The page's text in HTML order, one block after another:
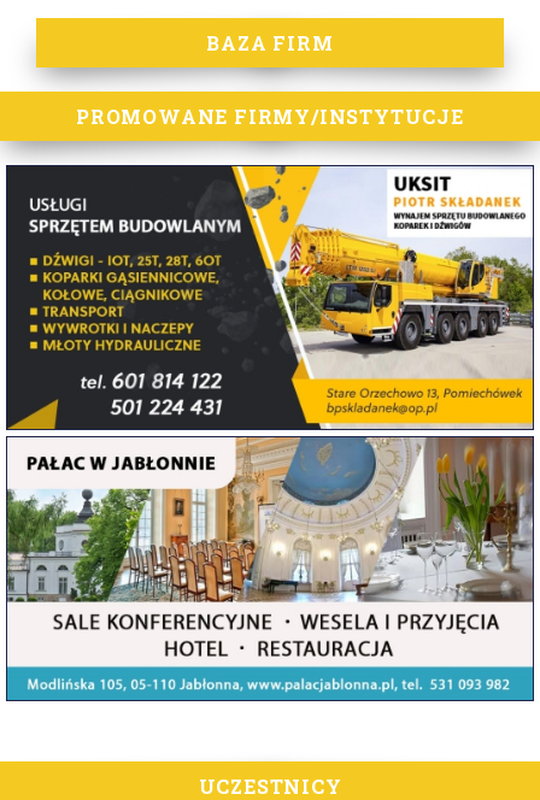
BAZA FIRM
PROMOWANE FIRMY/INSTYTUCJE
UCZESTNICY